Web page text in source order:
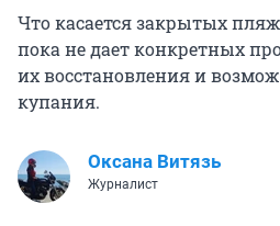
Что касается закрытых
пока не дает конкретных
их восстановления и
купания.
Оксана Витязь
Журналист